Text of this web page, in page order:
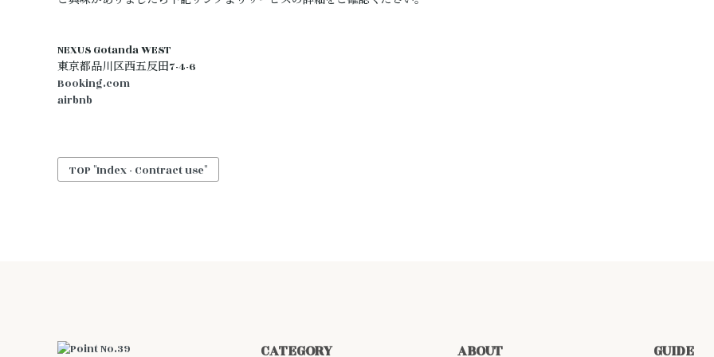
NEXUS Gotanda WEST
東京都品川区西五反田7-4-6
Booking.com
airbnb
TOP "Index - Contract use"
CATEGORY ABOUT GUIDE